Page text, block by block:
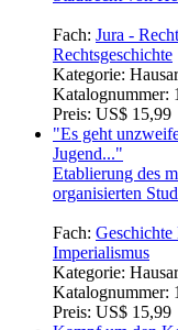
Fach: Jura -
Rechtsgeschichte
Kategorie:
Katalognummer:
Preis: US$ 15,99
"Es geht
Jugend..."
Etablierung des
organisierten
Fach: Geschichte
Imperialismus
Kategorie:
Katalognummer:
Preis: US$ 15,99